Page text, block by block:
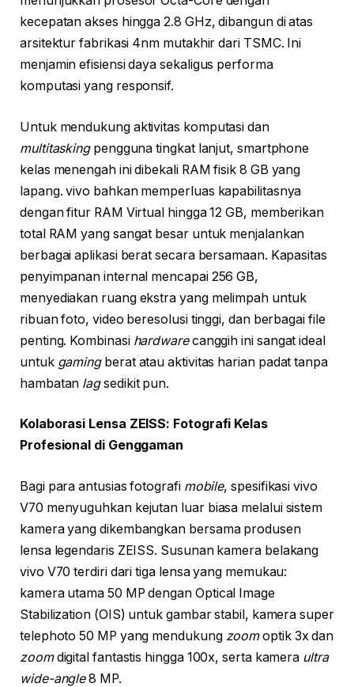
kecepatan akses hingga 2.8 GHz, dibangun di atas
arsitektur fabrikasi 4nm mutakhir dari TSMC. Ini
menjamin efisiensi daya sekaligus performa
komputasi yang responsif.
Untuk mendukung aktivitas komputasi dan
multitaskingpengguna tingkat lanjut, smartphone
kelas menengah ini dibekali RAM fisik 8 GB yang
lapang. vivo bahkan memperluas kapabilitasnya
dengan fitur RAM Virtual hingga 12 GB, memberikan
total RAM yang sangat besar untuk menjalankan
berbagai aplikasi berat secara bersamaan. Kapasitas
penyimpanan internal mencapai 256 GB,
menyediakan ruang ekstra yang melimpah untuk
ribuan foto, video beresolusi tinggi, dan berbagai file
penting. Kombinasi hardwarecanggih ini sangat ideal
untuk gamingberat atau aktivitas harian padat tanpa
hambatan lagsedikit pun.
Kolaborasi Lensa ZEISS: Fotografi Kelas
Profesional di Genggaman
Bagi para antusias fotografi mobile, spesifikasi vivo
V70 menyuguhkan kejutan luar biasa melalui sistem
kamera yang dikembangkan bersama produsen
lensa legendaris ZEISS. Susunan kamera belakang
vivo V70 terdiri dari tiga lensa yang memukau:
kamera utama 50 MP dengan Optical Image
Stabilization (OIS) untuk gambar stabil, kamera super
telephoto 50 MP yang mendukung zoomoptik 3x dan
zoomdigital fantastis hingga 100x, serta kamera ultra
wide-angle8 MP.